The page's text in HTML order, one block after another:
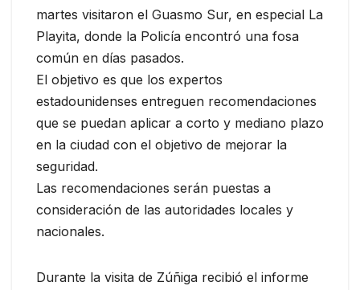
martes visitaron el Guasmo Sur, en especial La
Playita, donde la Policía encontró una fosa
común en días pasados.
El objetivo es que los expertos
estadounidenses entreguen recomendaciones
que se puedan aplicar a corto y mediano plazo
en la ciudad con el objetivo de mejorar la
seguridad.
Las recomendaciones serán puestas a
consideración de las autoridades locales y
nacionales.
Durante la visita de Zúñiga recibió el informe